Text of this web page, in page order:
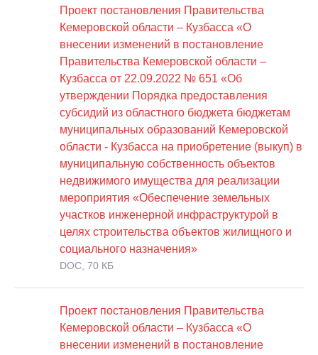
Проект постановления Правительства
Кемеровской области – Кузбасса «О
внесении изменений в постановление
Правительства Кемеровской области –
Кузбасса от 22.09.2022 № 651 «Об
утверждении Порядка предоставления
субсидий из областного бюджета бюджетам
муниципальных образований Кемеровской
области - Кузбасса на приобретение (выкуп) в
муниципальную собственность объектов
недвижимого имущества для реализации
мероприятия «Обеспечение земельных
участков инженерной инфраструктурой в
целях строительства объектов жилищного и
социального назначения»
DOC, 70 КБ
Проект постановления Правительства
Кемеровской области – Кузбасса «О
внесении изменений в постановление